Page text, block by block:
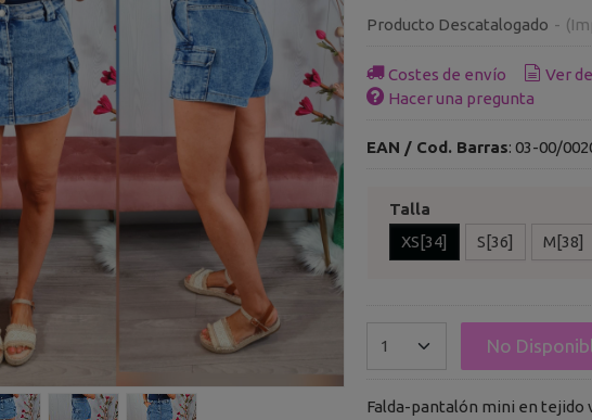
Producto Descatalogado -
Costes de envío
Ver
Hacer una pregunta
EAN / Cod. Barras: 03-00/
Talla
XS[34]
S[36] M[38]
No
Falda-pantalón mini en tejido